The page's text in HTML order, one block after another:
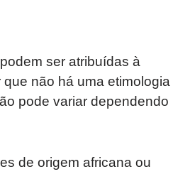
ser atribuídas à
não há uma etimologia
pode variar dependendo
de origem africana ou